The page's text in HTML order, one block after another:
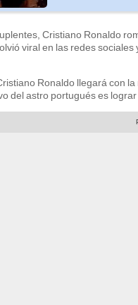
Cristiano Ronaldo
viral en las redes
Ronaldo llegará con
del astro portugués es